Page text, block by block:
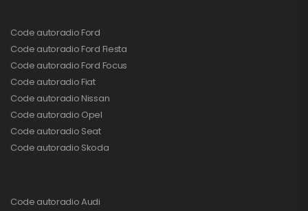
Code autoradio Ford
Code autoradio Ford Fiesta
Code autoradio Ford Focus
Code autoradio Fiat
Code autoradio Nissan
Code autoradio Opel
Code autoradio Seat
Code autoradio Skoda
Code autoradio Audi